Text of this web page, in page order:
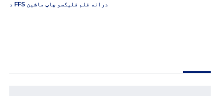
د FFS درانه فلم فلیکسو چاپ ماشین